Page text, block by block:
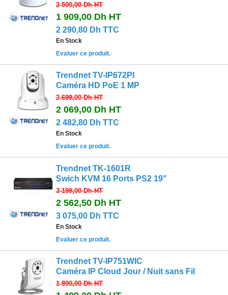
2 500,00 DhHT
1 909,00 Dh HT
2 290,80 Dh TTC
En Stock
Evaluer ce produit.
Trendnet TV-IP672PI
Caméra HD PoE 1 MP
2 699,00 DhHT
2 069,00 Dh HT
2 482,80 Dh TTC
En Stock
Evaluer ce produit.
Trendnet TK-1601R
Swich KVM 16 Ports PS2 19"
3 199,00 DhHT
2 562,50 Dh HT
3 075,00 Dh TTC
En Stock
Evaluer ce produit.
Trendnet TV-IP751WIC
Caméra IP Cloud Jour / Nuit sans Fil
1 800,00 DhHT